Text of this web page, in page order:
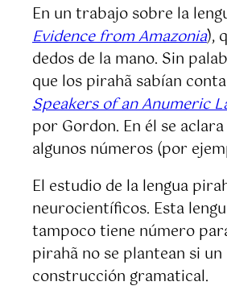
En un trabajo sobre la
Evidence from Amazonia),
dedos de la mano. Sin
que los pirahã sabían
Speakers of an Anumeric
por Gordon. En él se
algunos números (por
El estudio de la lengua
neurocientíficos. Esta
tampoco tiene número
pirahã no se plantean si
construcción gramatical.